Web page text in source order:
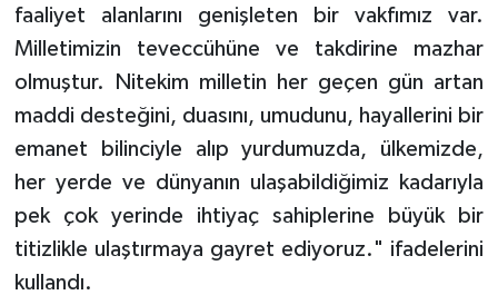
faaliyet alanlarını genişleten bir vakfımız var.
Milletimizin teveccühüne ve takdirine mazhar
olmuştur. Nitekim milletin her geçen gün artan
maddi desteğini, duasını, umudunu, hayallerini bir
emanet bilinciyle alıp yurdumuzda, ülkemizde,
her yerde ve dünyanın ulaşabildiğimiz kadarıyla
pek çok yerinde ihtiyaç sahiplerine büyük bir
titizlikle ulaştırmaya gayret ediyoruz." ifadelerini
kullandı.
Manisa Müftülüğü
Mersin Müftülüğü
Muğla Müftülüğü
Muş Müftülüğü